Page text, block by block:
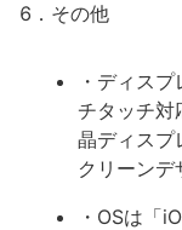
6．その他
・ディス
チタッチ対
晶ディスプ
クリーン
・OSは「